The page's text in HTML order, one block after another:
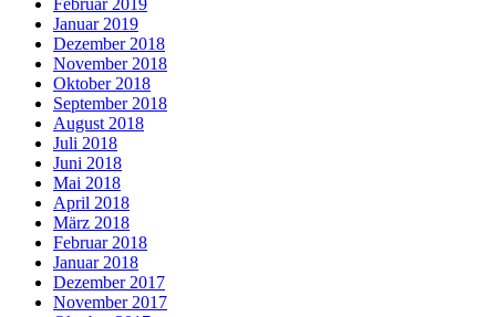
Januar 2019
Dezember 2018
November 2018
Oktober 2018
September 2018
August 2018
Juli 2018
Juni 2018
Mai 2018
April 2018
März 2018
Februar 2018
Januar 2018
Dezember 2017
November 2017